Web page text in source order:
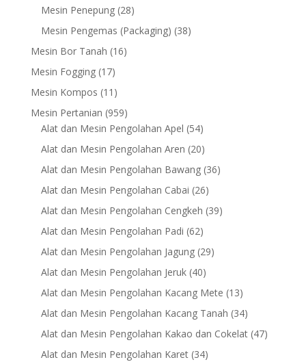
Mesin Penepung 2828
products
Mesin Pengemas (Packaging) 3838
Mesin Bor Tanah 1616
Mesin Fogging 1717
products
Mesin Kompos 11 11
products
Mesin Pertanian 959959
products
Alat dan Mesin Pengolahan Apel 5454
products
Alat dan Mesin Pengolahan Aren 2020
products
Alat dan Mesin Pengolahan Bawang 3636
Alat dan Mesin Pengolahan Cabai 2626
products
Alat dan Mesin Pengolahan Cengkeh 3939
Alat dan Mesin Pengolahan Padi 6262
products
Alat dan Mesin Pengolahan Jagung 2929
Alat dan Mesin Pengolahan Jeruk 4040
products
Alat dan Mesin Pengolahan Kacang Mete 1313
products
Alat dan Mesin Pengolahan Kacang Tanah 3434
products
Alat dan Mesin Pengolahan Kakao dan Cokelat 4747
Alat dan Mesin Pengolahan Karet 3434